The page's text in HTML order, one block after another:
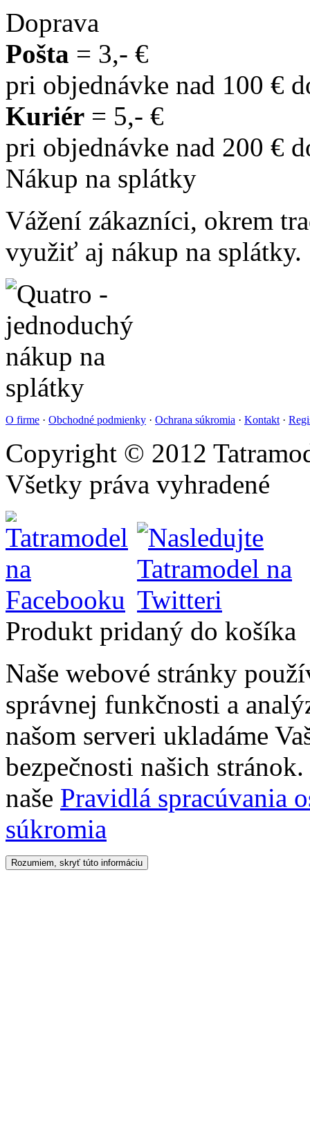
Doprava
Pošta = 3,- €
pri objednávke nad 100 €
Kuriér = 5,- €
pri objednávke nad 200 €
Nákup na splátky
Vážení zákazníci, okrem
využiť aj nákup na splátky.
O firme · Obchodné podmienky · Ochrana súkromia · Kontakt ·
Copyright © 2012
Všetky práva vyhradené
Produkt pridaný do košíka
Naše webové stránky
správnej funkčnosti a
našom serveri ukladáme
bezpečnosti našich
naše Pravidlá spracúvania
súkromia
Rozumiem, skryť túto informáciu